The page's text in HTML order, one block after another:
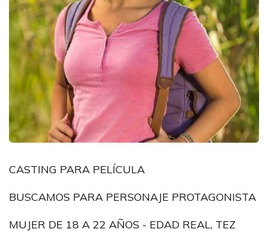
CASTING PARA PELÍCULA
BUSCAMOS PARA PERSONAJE PROTAGONISTA
MUJER DE 18 A 22 AÑOS - EDAD REAL, TEZ